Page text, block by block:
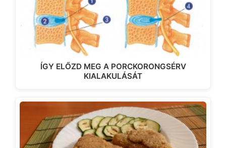
ÍGY ELŐZD MEG A PORCKORONGSÉRV
KIALAKULÁSÁT